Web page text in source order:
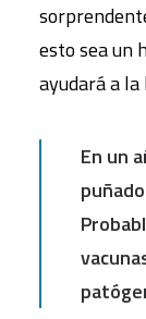
esto sea un
ayudará a
En un